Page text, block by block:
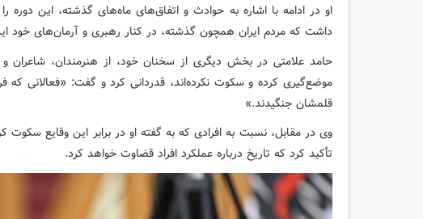
او در ادامه با اشاره به حوادث و اتفاق‌های ماه‌های گذشته، این دوره
داشت که مردم ایران همچون گذشته، در کنار رهبری و آرمان‌های خود
حامد علامتی در بخش دیگری از سخنان خود، از هنرمندان،
موضع‌گیری کرده و سکوت نکرده‌اند، قدردانی کرد و گفت: «فعالانی که
قلمشان جنگیدند.»
وی در مقابل، نسبت به افرادی که به گفته او در برابر این وقایع سکوت
تأکید کرد که تاریخ درباره عملکرد افراد قضاوت خواهد کرد.